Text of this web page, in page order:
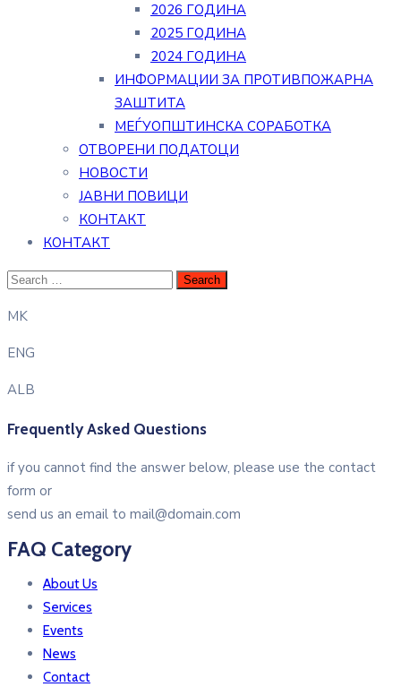
2026 ГОДИНА
2025 ГОДИНА
2024 ГОДИНА
ИНФОРМАЦИИ ЗА ПРОТИВПОЖАРНА
ЗАШТИТА
МЕЃУОПШТИНСКА СОРАБОТКА
ОТВОРЕНИ ПОДАТОЦИ
НОВОСТИ
ЈАВНИ ПОВИЦИ
КОНТАКТ
КОНТАКТ
MK
ENG
ALB
Frequently Asked Questions
if you cannot find the answer below, please use the contact
form or
send us an email to mail@domain.com
FAQ Category
About Us
Services
Events
News
Contact